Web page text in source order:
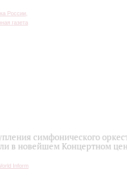
симфонического
в новейшем Концертном